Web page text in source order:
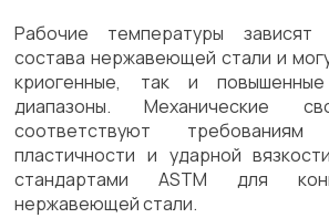
Рабочие температуры зависят
состава нержавеющей стали и
криогенные, так и
диапазоны. Механические
соответствуют
пластичности и ударной
стандартами ASTM для
нержавеющей стали.